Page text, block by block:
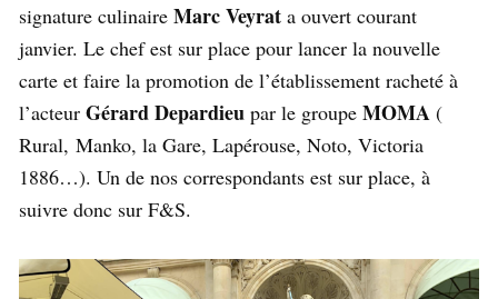
signature culinaire Marc Veyrat a ouvert courant
janvier. Le chef est sur place pour lancer la nouvelle
carte et faire la promotion de l’établissement racheté à
l’acteur Gérard Depardieu par le groupe MOMA (
Rural, Manko, la Gare, Lapérouse, Noto, Victoria
1886…). Un de nos correspondants est sur place, à
suivre donc sur F&S.